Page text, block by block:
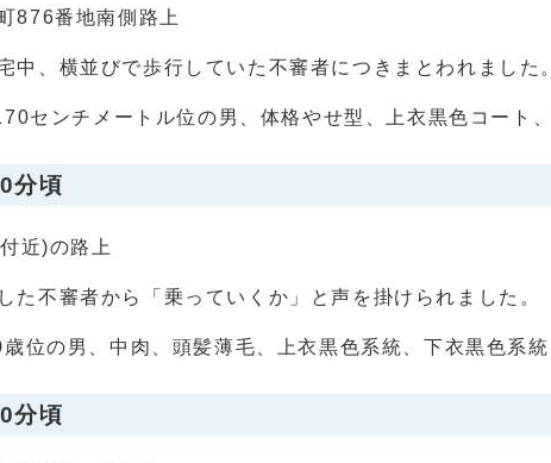
876番地南側路上
中、横並びで歩行していた不審者につきまとわれました。
センチメートル位の男、体格やせ型、上衣黒色コート
分頃
近)の路上
た不審者から「乗っていくか」と声を掛けられました。
位の男、中肉、頭髪薄毛、上衣黒色系統、下衣黒色系
分頃